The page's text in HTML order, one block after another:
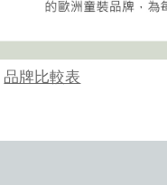
品牌比較表